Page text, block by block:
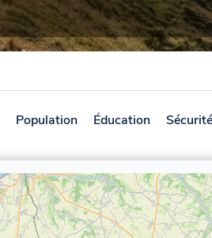
Population Éducation Sécurité